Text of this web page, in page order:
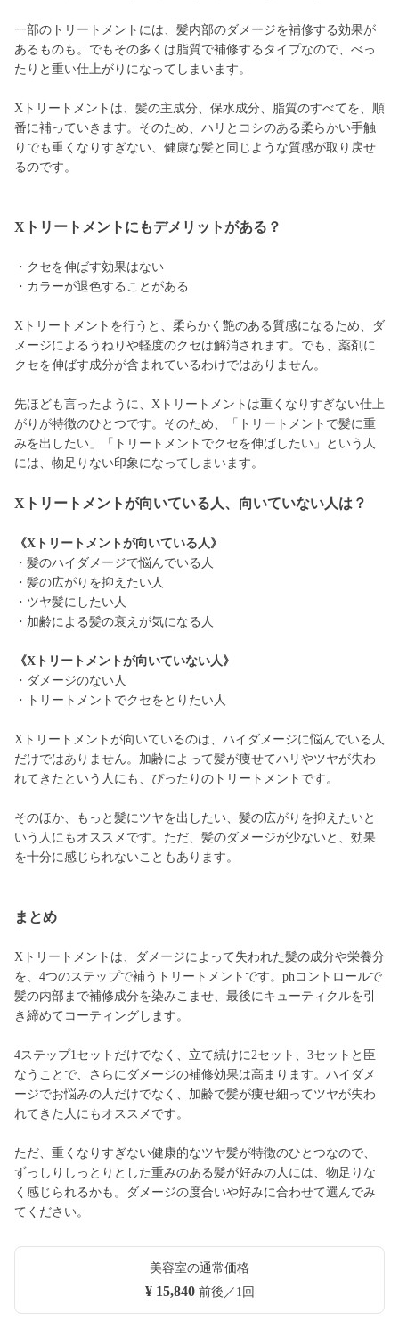
一部のトリートメントには、髪内部のダメージを補修する効果が
あるものも。でもその多くは脂質で補修するタイプなので、べっ
たりと重い仕上がりになってしまいます。
Xトリートメントは、髪の主成分、保水成分、脂質のすべてを、順
番に補っていきます。そのため、ハリとコシのある柔らかい手触
りでも重くなりすぎない、健康な髪と同じような質感が取り戻せ
るのです。
Xトリートメントにもデメリットがある？
・クセを伸ばす効果はない
・カラーが退色することがある
Xトリートメントを行うと、柔らかく艶のある質感になるため、ダ
メージによるうねりや軽度のクセは解消されます。でも、薬剤に
クセを伸ばす成分が含まれているわけではありません。
先ほども言ったように、Xトリートメントは重くなりすぎない仕上
がりが特徴のひとつです。そのため、「トリートメントで髪に重
みを出したい」「トリートメントでクセを伸ばしたい」という人
には、物足りない印象になってしまいます。
Xトリートメントが向いている人、向いていない人は？
《Xトリートメントが向いている人》
・髪のハイダメージで悩んでいる人
・髪の広がりを抑えたい人
・ツヤ髪にしたい人
・加齢による髪の衰えが気になる人
《Xトリートメントが向いていない人》
・ダメージのない人
・トリートメントでクセをとりたい人
Xトリートメントが向いているのは、ハイダメージに悩んでいる人
だけではありません。加齢によって髪が痩せてハリやツヤが失わ
れてきたという人にも、ぴったりのトリートメントです。
そのほか、もっと髪にツヤを出したい、髪の広がりを抑えたいと
いう人にもオススメです。ただ、髪のダメージが少ないと、効果
を十分に感じられないこともあります。
まとめ
Xトリートメントは、ダメージによって失われた髪の成分や栄養分
を、4つのステップで補うトリートメントです。phコントロールで
髪の内部まで補修成分を染みこませ、最後にキューティクルを引
き締めてコーティングします。
4ステップ1セットだけでなく、立て続けに2セット、3セットと臣
なうことで、さらにダメージの補修効果は高まります。ハイダメ
ージでお悩みの人だけでなく、加齢で髪が痩せ細ってツヤが失わ
れてきた人にもオススメです。
ただ、重くなりすぎない健康的なツヤ髪が特徴のひとつなので、
ずっしりしっとりとした重みのある髪が好みの人には、物足りな
く感じられるかも。ダメージの度合いや好みに合わせて選んでみ
てください。
美容室の通常価格
¥ 15,840前後／1回